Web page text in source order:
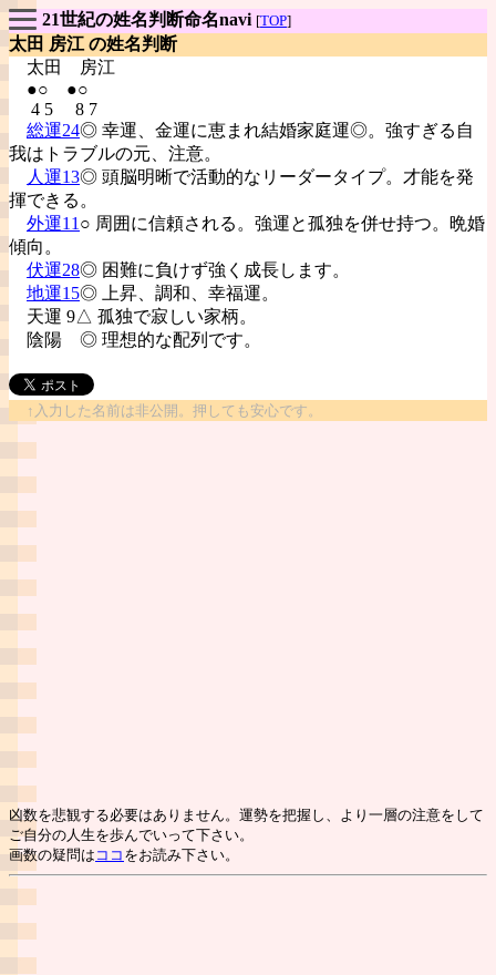
21世紀の姓名判断命名navi [TOP]
太田 房江 の姓名判断
太田
房江
●○ ●○
4 5 8 7
総運24◎ 幸運、金運に恵まれ結婚家庭運◎。強すぎる自
我はトラブルの元、注意。
人運13◎ 頭脳明晰で活動的なリーダータイプ。才能を発
揮できる。
外運11 ○ 周囲に信頼される。強運と孤独を併せ持つ。晩婚
傾向。
伏運28◎ 困難に負けず強く成長します。
地運15◎ 上昇、調和、幸福運。
天運 9△ 孤独で寂しい家柄。
陰陽 ◎ 理想的な配列です。
↑入力した名前は非公開。押しても安心です。
凶数を悲観する必要はありません。運勢を把握し、より一層の注意をして
ご自分の人生を歩んでいって下さい。
画数の疑問は ココ をお読み下さい。